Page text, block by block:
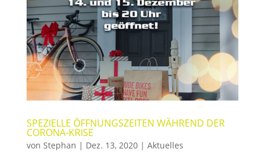
SPEZIELLE ÖFFNUNGSZEITEN WÄHREND DER
CORONA-KRISE
von Stephan | Dez. 13, 2020| Aktuelles